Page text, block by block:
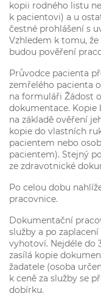
kopii rodného listu
k pacientovi) a u
čestné prohlášení s
Vzhledem k tomu,
budou pověření
Průvodce pacienta
zemřelého pacienta
na formuláři Žádost
dokumentace. Kopie
na základě ověření
kopie do vlastních
pacientem nebo
pacientem). Stejný
ze zdravotnické
Po celou dobu
pracovnice.
Dokumentační
služby a po
vyhotoví. Nejdéle do
zasílá kopie
žadatele (osoba
k ceně za služby se
dobírku.